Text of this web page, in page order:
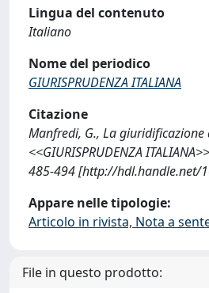
Lingua del contenuto
Italiano
Nome del periodico
GIURISPRUDENZA ITALIANA
Citazione
Manfredi, G., La giuridificazione
<<GIURISPRUDENZA
485-494 [http://hdl.handle.net/
Appare nelle tipologie:
Articolo in rivista, Nota a
File in questo prodotto: